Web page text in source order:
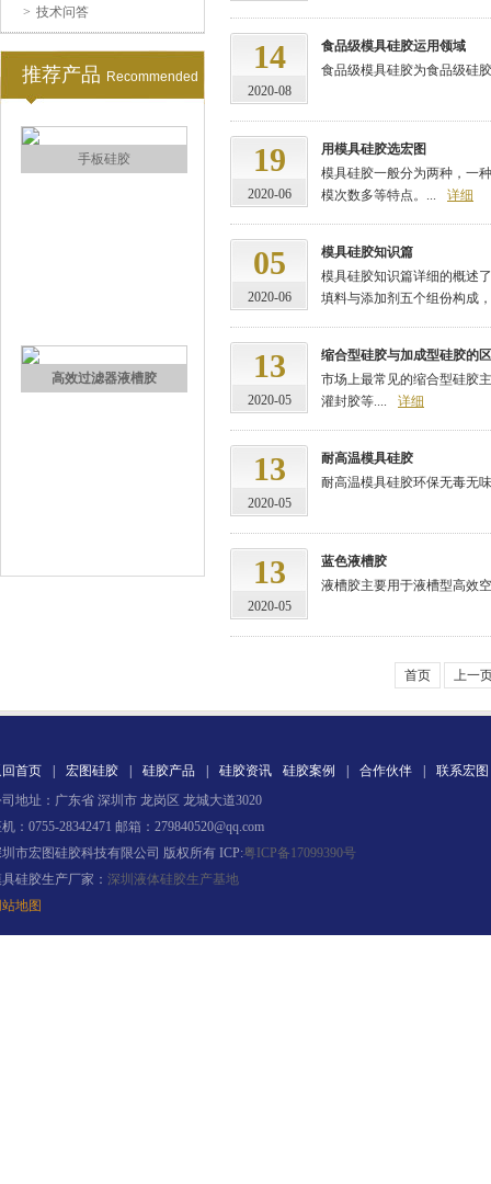
> 技术问答
推荐产品 Recommended
手板硅胶
高效过滤器液槽胶
电子灌封胶
14
2020-08
食品级模具硅胶运用领域
食品级模具硅胶为食品级硅
19
2020-06
用模具硅胶选宏图
模具硅胶一般分为两种，一
模次数多等特点。...
详细
05
2020-06
模具硅胶知识篇
模具硅胶知识篇详细的概述
填料与添加剂五个组份构成
13
2020-05
缩合型硅胶与加成型硅胶的
市场上最常见的缩合型硅胶
灌封胶等....
详细
13
2020-05
耐高温模具硅胶
耐高温模具硅胶环保无毒无
13
2020-05
蓝色液槽胶
液槽胶主要用于液槽型高效
首页 上一
首页 宏图硅胶 硅胶产品 硅胶资讯 硅胶案例 合作伙伴
联系宏图
地址：广东省 深圳市 龙岗区 龙城大道3020
：0755-28342471 邮箱：279840520@qq.com
市宏图硅胶科技有限公司 版权所有 ICP:粤ICP备17099390号
硅胶生产厂家： 深圳液体硅胶生产基地
地图